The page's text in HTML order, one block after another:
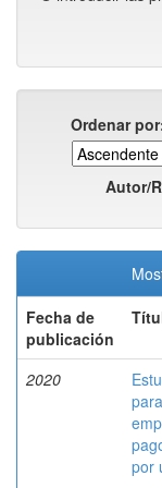
Ordenar
Autor/
Fecha de
publicación
2020
por